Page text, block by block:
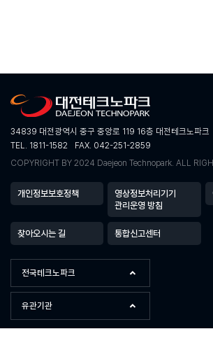
34839 대전광역시 중구 중앙로 119 16층 대전테크노파크
TEL. 1811-1582
FAX. 042-251-2859
COPYRIGHT BY 2024 Daejeon Technopark. ALL
전국테크노파크
유관기관
개인정보보호정책
영상정보처리기기
관리운영 방침
찾아오시는 길 통합신고센터